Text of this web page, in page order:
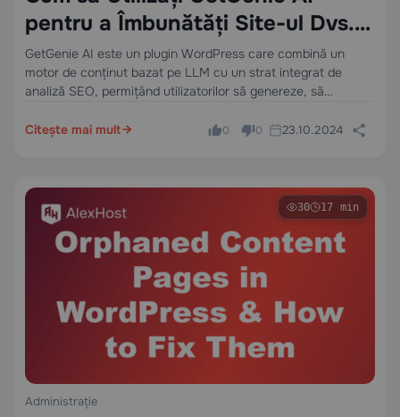
pentru a Îmbunătăți Site-ul Dvs.
WordPress: Un Ghid Tehnic
Complet
GetGenie AI este un plugin WordPress care combină un
motor de conținut bazat pe LLM cu un strat integrat de
analiză SEO, permițând utilizatorilor să genereze, să
blocuri WordPress — fără…
Citește mai mult 0 0 23.10.2024
30 17 min
Administrație